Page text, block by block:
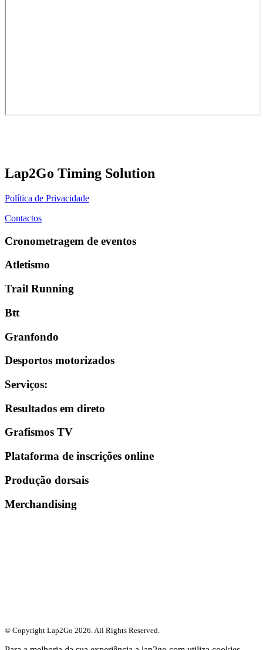
Lap2Go Timing Solution
Política de Privacidade
Contactos
Cronometragem de eventos
Atletismo
Trail Running
Btt
Granfondo
Desportos motorizados
Serviços:
Resultados em direto
Grafismos TV
Plataforma de inscrições online
Produção dorsais
Merchandising
© Copyright Lap2Go 2026. All Rights Reserved.